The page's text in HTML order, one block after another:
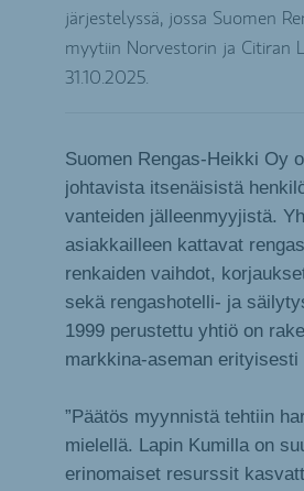
järjestelyssä, jossa Suomen
myytiin Norvestorin ja Citiran
31.10.2025.
Suomen Rengas-Heikki Oy
johtavista itsenäisistä
vanteiden jälleenmyyjistä.
asiakkailleen kattavat
renkaiden vaihdot,
sekä rengashotelli- ja
1999 perustettu yhtiö on
markkina-aseman erityisesti
”Päätös myynnistä tehtiin
mielellä. Lapin Kumilla on
erinomaiset resurssit